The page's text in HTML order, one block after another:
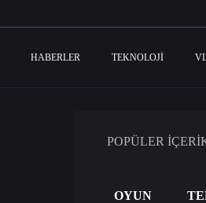
HABERLER TEKNOLOJI
POPÜLER
OYUN